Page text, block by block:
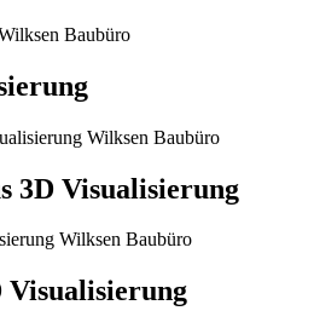
3D Visualisierung
Visualisierung